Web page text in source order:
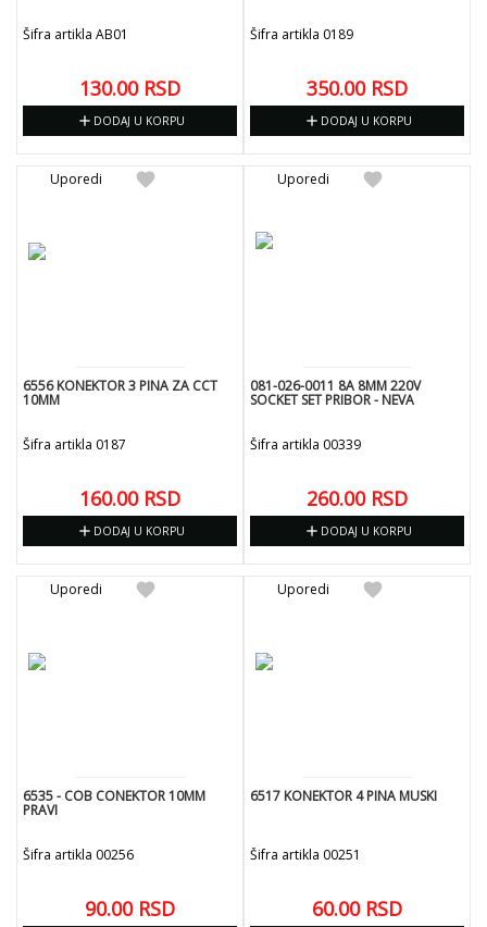
Šifra artikla AB01
130.00 RSD
add DODAJ U KORPU
Šifra artikla 0189
350.00 RSD
add DODAJ U KORPU
favorite
Uporedi
6556 KONEKTOR 3 PINA ZA CCT
10MM
Šifra artikla 0187
160.00 RSD
add DODAJ U KORPU
favorite
Uporedi
081-026-0011 8A 8MM 220V
SOCKET SET PRIBOR - NEVA
Šifra artikla 00339
260.00 RSD
add DODAJ U KORPU
favorite
Uporedi
6535 - COB CONEKTOR 10MM
PRAVI
Šifra artikla 00256
90.00 RSD
favorite
Uporedi
6517 KONEKTOR 4 PINA MUSKI
Šifra artikla 00251
60.00 RSD